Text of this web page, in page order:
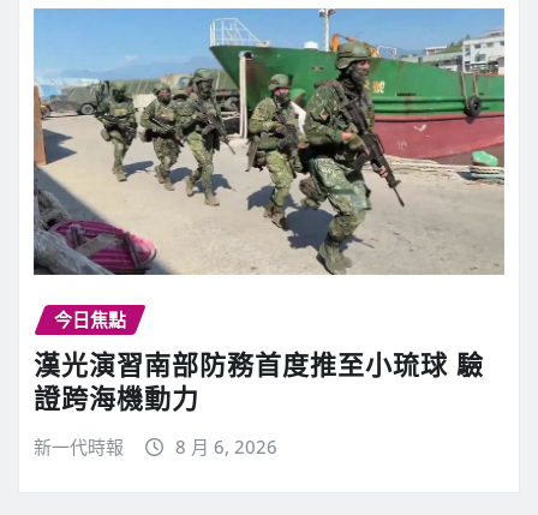
今日焦點
漢光演習南部防務首度推至小琉球 驗
證跨海機動力
新一代時報 8 月 6, 2026